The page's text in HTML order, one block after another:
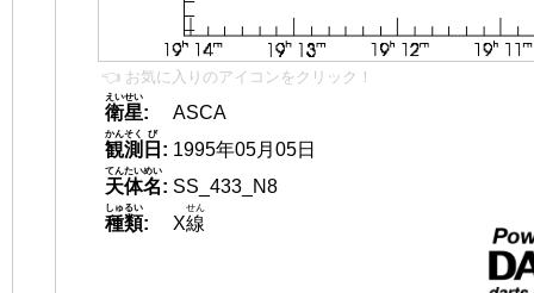
👈 お気に入りのアイコンをクリック！
衛星
えいせい
:
ASCA
観測
かんそく
日
び
: 1995年05月05日
天体名
てんたいめい
: SS_433_N8
種類
しゅるい
: X線
せん